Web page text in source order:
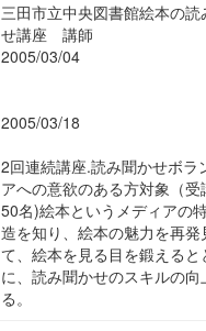
三田市立中央図書館絵本の読
せ講座 講師
2005/03/04
2005/03/18
2回連続講座.読み聞かせボラ
アへの意欲のある方対象（受
50名)絵本というメディアの
造を知り、絵本の魅力を再発
て、絵本を見る目を鍛えると
に、読み聞かせのスキルの向
る。